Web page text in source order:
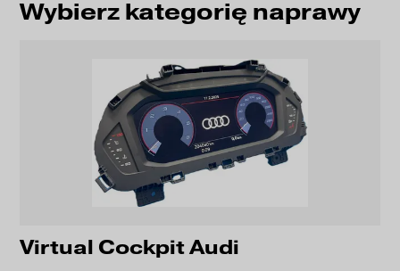
Wybierz kategorię naprawy
Virtual Cockpit Audi